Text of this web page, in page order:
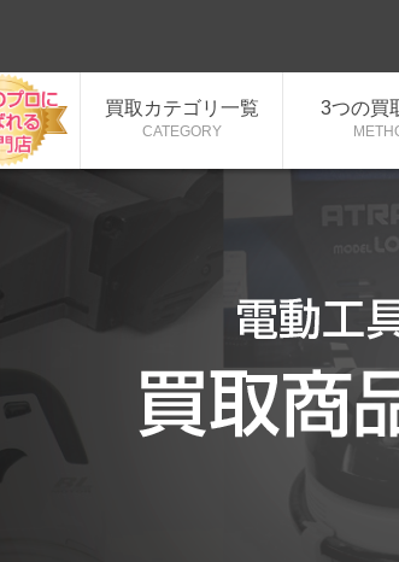
中！
買取カテゴリ一覧
CATEGORY
3つの買